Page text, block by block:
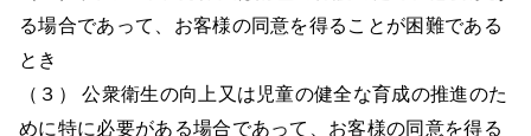
る場合であって、お客様の同意を得ることが困難である
とき
（３） 公衆衛生の向上又は児童の健全な育成の推進のた
めに特に必要がある場合であって、お客様の同意を得る